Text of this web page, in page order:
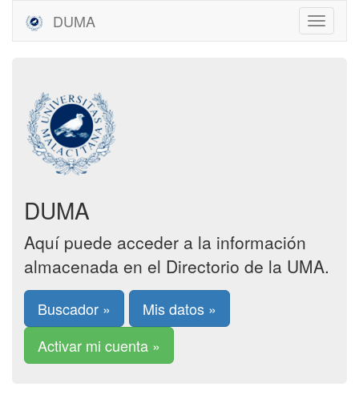
DUMA
DUMA
Aquí puede acceder a la información
almacenada en el Directorio de la UMA.
Buscador »
Mis datos »
Activar mi cuenta »